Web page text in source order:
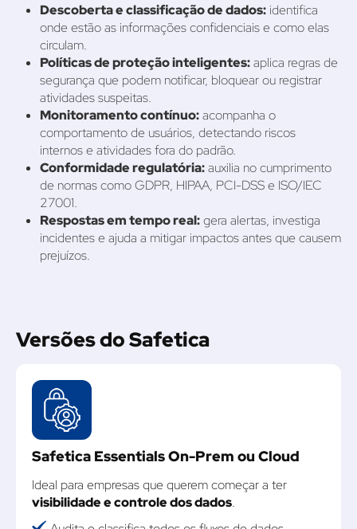
Descoberta e classificação de dados: identifica
onde estão as informações confidenciais e como elas
circulam.
Políticas de proteção inteligentes:aplica regras de
segurança que podem notificar, bloquear ou registrar
atividades suspeitas.
Monitoramento contínuo:acompanha o
comportamento de usuários, detectando riscos
internos e atividades fora do padrão.
Conformidade regulatória:auxilia no cumprimento
de normas como GDPR, HIPAA, PCI-DSS e ISO/IEC
27001.
Respostas em tempo real:gera alertas, investiga
incidentes e ajuda a mitigar impactos antes que causem
prejuízos.
Versões do Safetica
Safetica Essentials On-Prem ou Cloud
Ideal para empresas que querem começar a ter
visibilidade e controle dos dados.